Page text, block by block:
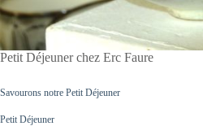
Petit Déjeuner chez Erc Faure
Savourons notre Petit Déjeuner
Petit Déjeuner